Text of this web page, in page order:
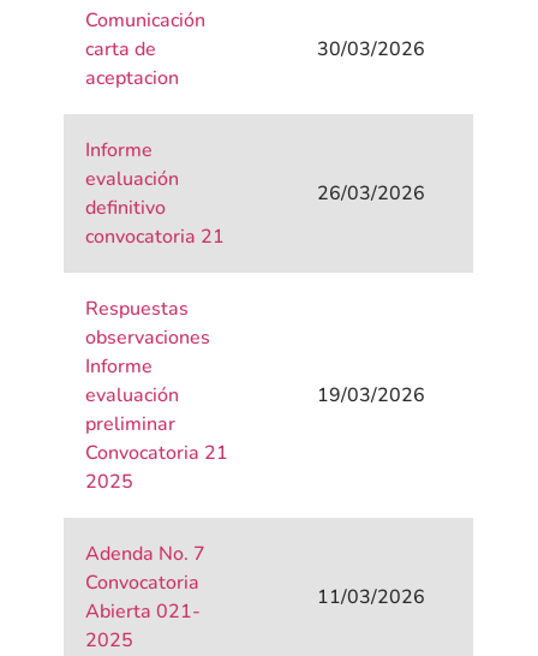
Comunicación
carta de
aceptacion
30/03/2026
Informe
evaluación
definitivo
convocatoria 21
26/03/2026
Respuestas
observaciones
Informe
evaluación
preliminar
Convocatoria 21
2025
19/03/2026
Adenda No. 7
Convocatoria
Abierta 021-
2025
11/03/2026